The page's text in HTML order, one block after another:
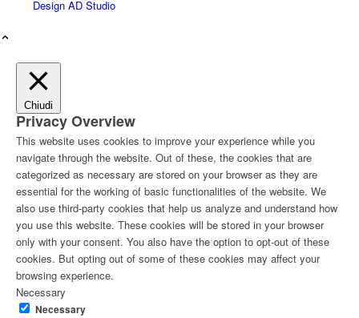
Design AD Studio
Chiudi
Privacy Overview
This website uses cookies to improve your experience while you
navigate through the website. Out of these, the cookies that are
categorized as necessary are stored on your browser as they are
essential for the working of basic functionalities of the website. We
also use third-party cookies that help us analyze and understand how
you use this website. These cookies will be stored in your browser
only with your consent. You also have the option to opt-out of these
cookies. But opting out of some of these cookies may affect your
browsing experience.
Necessary
Necessary